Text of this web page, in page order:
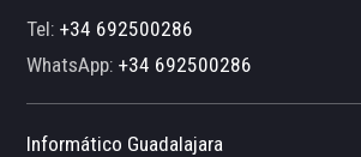
Tel:+34 692500286
WhatsApp:+34 692500286
Informático Guadalajara